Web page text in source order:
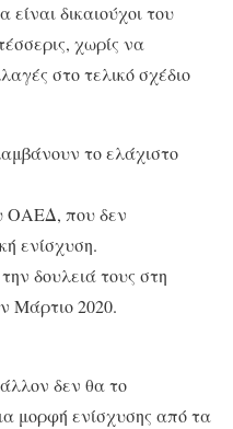
δικαιούχοι του
χωρίς να
στο τελικό σχέδιο
το ελάχιστο
ΟΑΕΔ, που δεν
ενίσχυση.
δουλειά τους στη
Μάρτιο 2020.
δεν θα το
μορφή ενίσχυσης από τα